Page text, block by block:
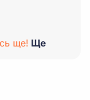
ще! Ще